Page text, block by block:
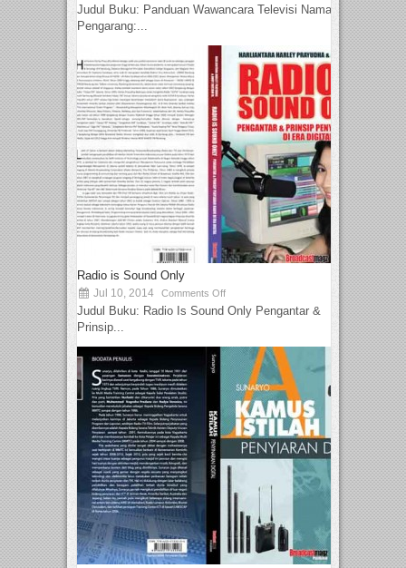
Judul Buku: Panduan Wawancara Televisi Nama
Pengarang:...
Radio is Sound Only
Jul 10, 2014 Comments Off
Judul Buku: Radio Is Sound Only Pengantar &
Prinsip...